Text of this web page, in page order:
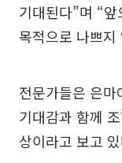
기대된다”며 “
목적으로 나쁘
전문가들은 은
기대감과 함께
상이라고 보고